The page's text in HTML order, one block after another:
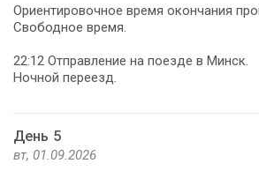
Ориентировочное время окончания
Свободное время.
22:12 Отправление на поезде в Минск.
Ночной переезд.
День 5
вт, 01.09.2026